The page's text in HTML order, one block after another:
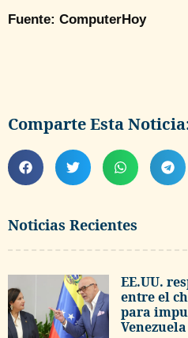
Noticias Recientes
EE.UU.
entre el
para
Venezuela
Fuente: ComputerHoy
Comparte Esta